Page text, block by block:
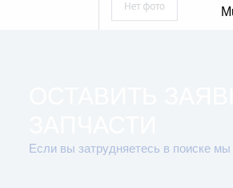
Если вы затрудняетесь в поиске